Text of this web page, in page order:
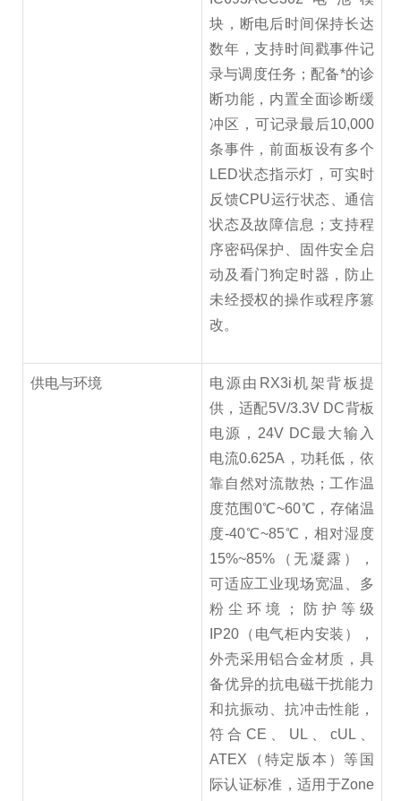
块，断电后时间保持长达
数年，支持时间戳事件记
录与调度任务；配备*的诊
断功能，内置全面诊断缓
冲区，可记录最后10,000
条事件，前面板设有多个
LED状态指示灯，可实时
反馈CPU运行状态、通信
状态及故障信息；支持程
序密码保护、固件安全启
动及看门狗定时器，防止
未经授权的操作或程序篡
改。
供电与环境
电源由RX3i机架背板提
供，适配5V/3.3V DC背板
电源，24V DC最大输入
电流0.625A，功耗低，依
靠自然对流散热；工作温
度范围0℃~60℃，存储温
度-40℃~85℃，相对湿度
15%~85%（无凝露），
可适应工业现场宽温、多
粉尘环境；防护等级
IP20（电气柜内安装），
外壳采用铝合金材质，具
备优异的抗电磁干扰能力
和抗振动、抗冲击性能，
符合CE、UL、cUL、
ATEX（特定版本）等国
际认证标准，适用于Zone